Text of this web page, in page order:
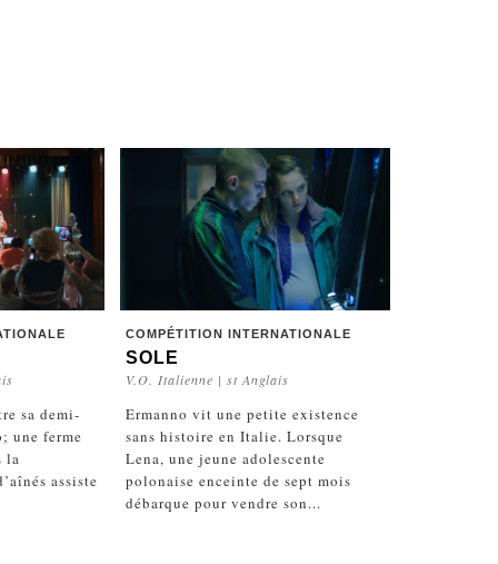
sa demi-
une ferme
la
assiste
COMPÉTITION INTERNATIONALE
SOLE
V.O. Italienne | st Anglais
Ermanno vit une petite existence
sans histoire en Italie. Lorsque
Lena, une jeune adolescente
polonaise enceinte de sept mois
débarque pour vendre son...